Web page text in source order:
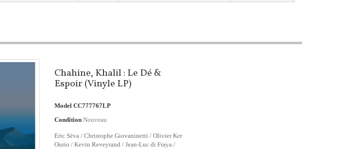
Chahine, Khalil : Le Dé &
Espoir (Vinyle LP)
Model CC777767LP
Condition Nouveau
Eric Séva / Christophe Giovaninetti / Olivier Ker
Ourio / Kevin Reveyrand / Jean-Luc di Fraya /